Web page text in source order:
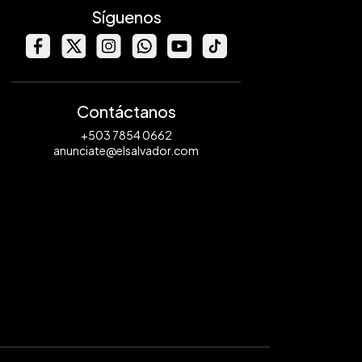
Síguenos
Contáctanos
+503 7854 0662
anunciate@elsalvador.com